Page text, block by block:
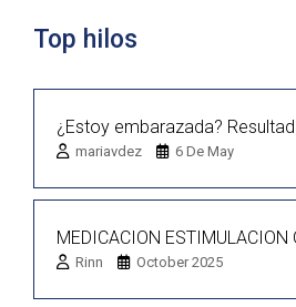
Top hilos
¿Estoy embarazada?
mariavdez 6 De May
MEDICACION ESTIMULACION
Rinn October 2025